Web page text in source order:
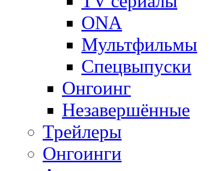
ONA
Мультфильмы
Спецвыпуски
Онгоинг
Незавершённые
Трейлеры
Онгоинги